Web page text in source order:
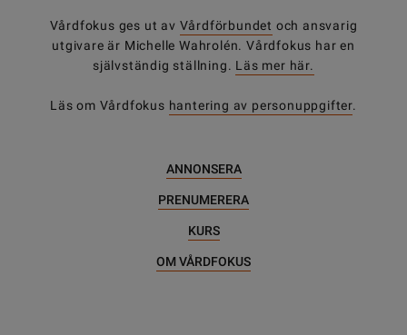
Vårdfokus ges ut av Vårdförbundet och ansvarig
utgivare är Michelle Wahrolén. Vårdfokus har en
självständig ställning. Läs mer här.
Läs om Vårdfokus hantering av personuppgifter.
ANNONSERA
PRENUMERERA
KURS
OM VÅRDFOKUS